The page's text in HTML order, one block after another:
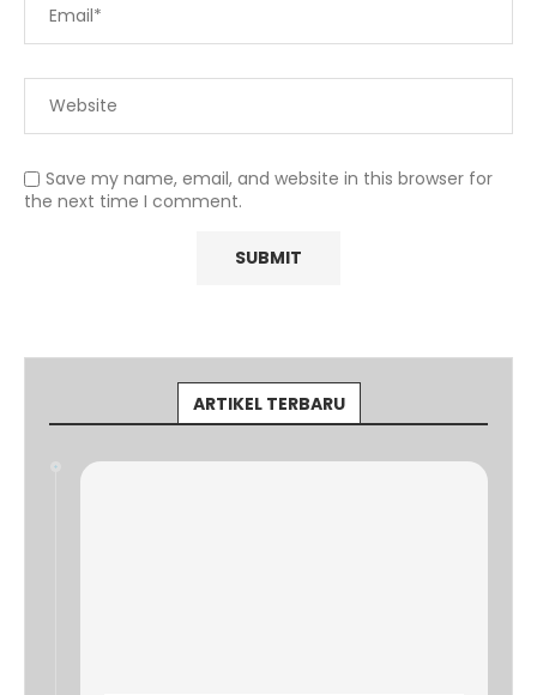
Save my name, email, and website in this browser for
the next time I comment.
ARTIKEL TERBARU